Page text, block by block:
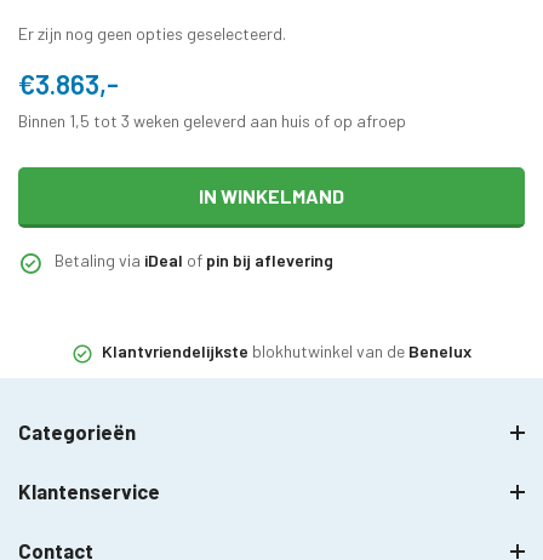
Er zijn nog geen opties geselecteerd.
€3.863,-
Binnen 1,5 tot 3 weken geleverd aan huis of op afroep
IN WINKELMAND
Betaling via iDeal of pin bij aflevering
Klantvriendelijkste blokhutwinkel van de Benelux
Categorieën
Klantenservice
Contact